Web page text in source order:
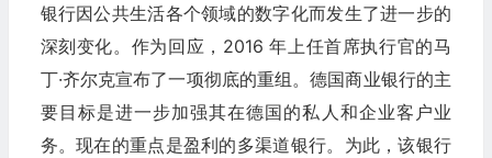
银行因公共生活各个领域的数字化而发生了进一步的
深刻变化。作为回应，2016 年上任首席执行官的马
丁·齐尔克宣布了一项彻底的重组。德国商业银行的主
要目标是进一步加强其在德国的私人和企业客户业
务。现在的重点是盈利的多渠道银行。为此，该银行